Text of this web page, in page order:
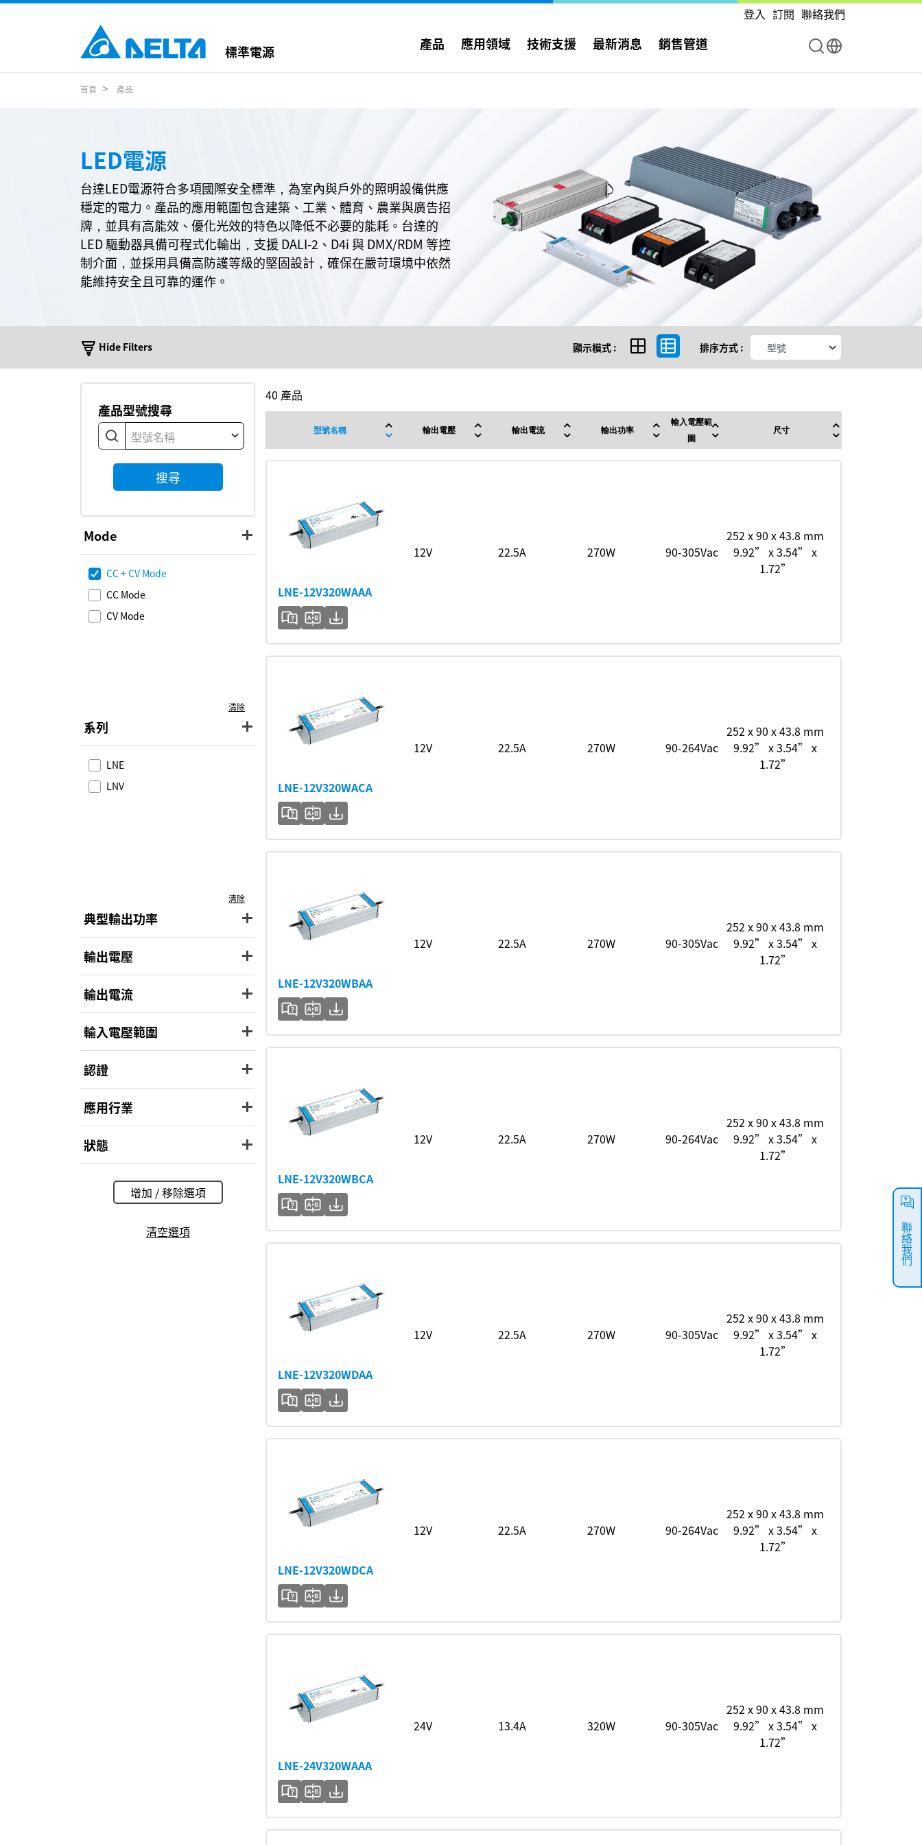
登入 訂閱 聯絡我們
標準電源 產品 應用領域 技術支援 最新消息 銷售管道
聯絡我們
首頁 產品
LED電源
台達LED電源符合多項國際安全標準，為室內與戶外的照明設備供應
穩定的電力。產品的應用範圍包含建築、工業、體育、農業與廣告招
牌，並具有高能效、優化光效的特色以降低不必要的能耗。台達的
LED 驅動器具備可程式化輸出，支援 DALI-2、D4i 與 DMX/RDM 等控
制介面，並採用具備高防護等級的堅固設計，確保在嚴苛環境中依然
能維持安全且可靠的運作。
Hide Filters 顯示模式 : 排序方式 :
產品型號搜尋
型號名稱
搜尋
Mode
CC + CV Mode
CC Mode
CV Mode
清除
系列
LNE
LNV
清除
典型輸出功率
輸出電壓
輸出電流
輸入電壓範圍
認證
應用行業
狀態
增加 / 移除選項
清空選項
40 產品
型號名稱 輸出電壓 輸出電流 輸出功率
輸入電壓範
圍
尺寸
LNE-12V320WAAA
12V 22.5A 270W 90-305Vac
252 x 90 x 43.8 mm
9.92” x 3.54” x
1.72”
LNE-12V320WACA
12V 22.5A 270W 90-264Vac
252 x 90 x 43.8 mm
9.92” x 3.54” x
1.72”
LNE-12V320WBAA
12V 22.5A 270W 90-305Vac
252 x 90 x 43.8 mm
9.92” x 3.54” x
1.72”
LNE-12V320WBCA
12V 22.5A 270W 90-264Vac
252 x 90 x 43.8 mm
9.92” x 3.54” x
1.72”
LNE-12V320WDAA
12V 22.5A 270W 90-305Vac
252 x 90 x 43.8 mm
9.92” x 3.54” x
1.72”
LNE-12V320WDCA
12V 22.5A 270W 90-264Vac
252 x 90 x 43.8 mm
9.92” x 3.54” x
1.72”
LNE-24V320WAAA
24V 13.4A 320W 90-305Vac
252 x 90 x 43.8 mm
9.92” x 3.54” x
1.72”